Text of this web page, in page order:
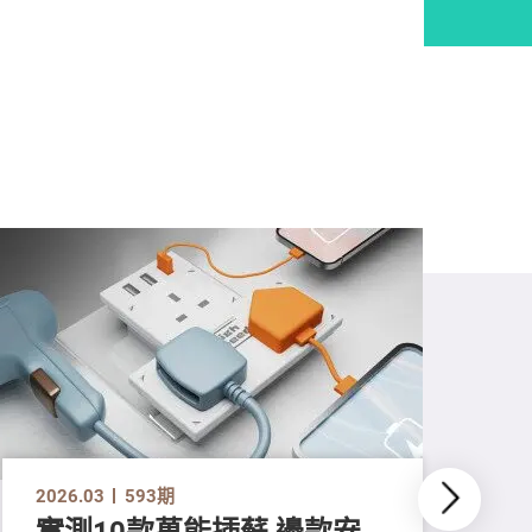
2026.03 593期